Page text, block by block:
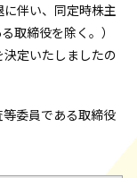
伴い、同定時株主
取締役を除く。）
定いたしましたの
委員である取締役